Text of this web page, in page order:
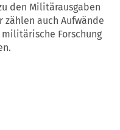
den Militärausgaben
zählen auch Aufwände
Forschung